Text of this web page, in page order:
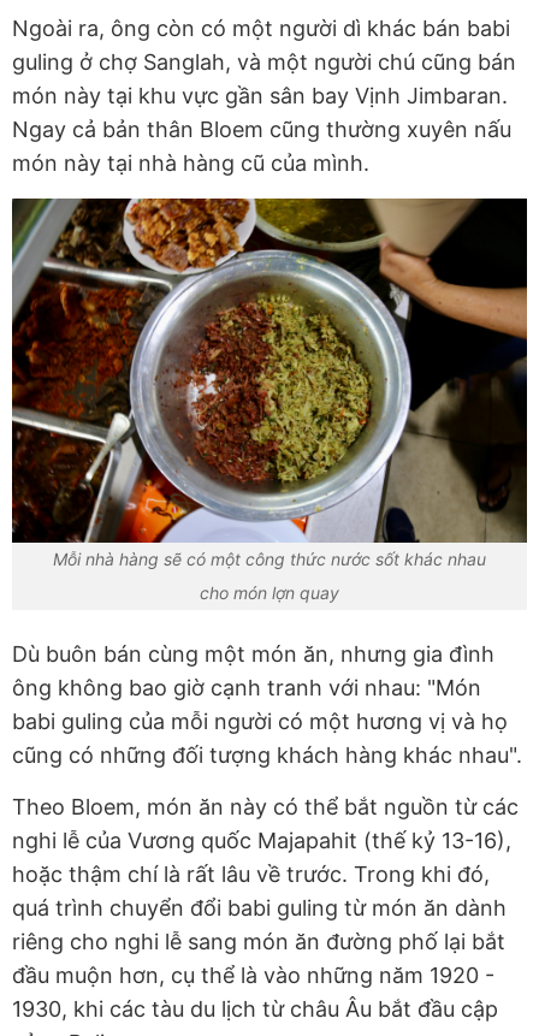
Ngoài ra, ông còn có một người dì khác bán babi
guling ở chợ Sanglah, và một người chú cũng bán
món này tại khu vực gần sân bay Vịnh Jimbaran.
Ngay cả bản thân Bloem cũng thường xuyên nấu
món này tại nhà hàng cũ của mình.
Mỗi nhà hàng sẽ có một công thức nước sốt khác nhau
cho món lợn quay
Dù buôn bán cùng một món ăn, nhưng gia đình
ông không bao giờ cạnh tranh với nhau: "Món
babi guling của mỗi người có một hương vị và họ
cũng có những đối tượng khách hàng khác nhau".
Theo Bloem, món ăn này có thể bắt nguồn từ các
nghi lễ của Vương quốc Majapahit (thế kỷ 13-16),
hoặc thậm chí là rất lâu về trước. Trong khi đó,
quá trình chuyển đổi babi guling từ món ăn dành
riêng cho nghi lễ sang món ăn đường phố lại bắt
đầu muộn hơn, cụ thể là vào những năm 1920 -
1930, khi các tàu du lịch từ châu Âu bắt đầu cập